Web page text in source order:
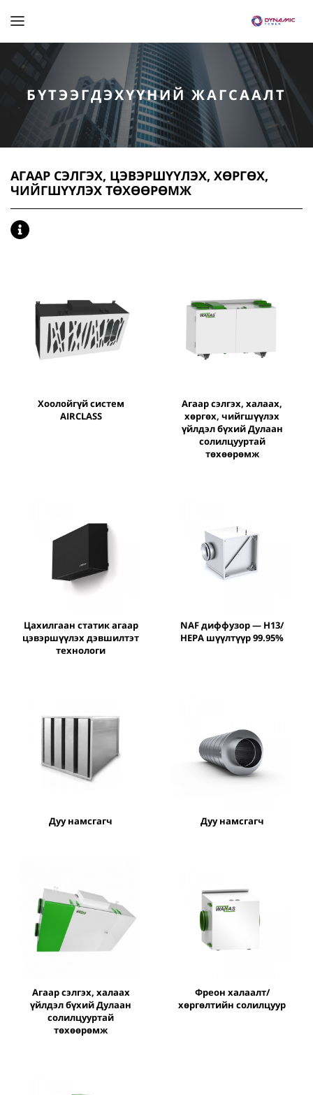
БҮТЭЭГДЭХҮҮНИЙ ЖАГСААЛТ
АГААР СЭЛГЭХ, ЦЭВЭРШҮҮЛЭХ, ХӨРГӨХ,
ЧИЙГШҮҮЛЭХ ТӨХӨӨРӨМЖ
Хоолойгүй систем
AIRCLASS
Агаар сэлгэх, халаах,
хөргөх, чийгшүүлэх
үйлдэл бүхий Дулаан
солилцууртай
төхөөрөмж
Цахилгаан статик агаар
цэвэршүүлэх дэвшилтэт
технологи
NAF диффузор — H13/
HEPA шүүлтүүр 99.95%
Дуу намсгагч Дуу намсгагч
Агаар сэлгэх, халаах
үйлдэл бүхий Дулаан
солилцууртай
төхөөрөмж
Фреон халаалт/
хөргөлтийн солилцуур